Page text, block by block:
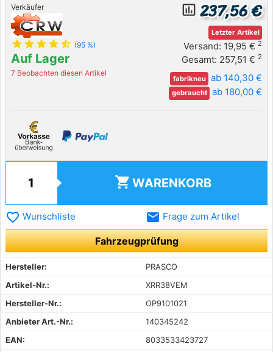
Verkäufer
star star star star star_half (95 %)
Auf Lager
7 Beobachten diesen Artikel
insert_chart_outlined 237,56 €
Letzter Artikel
Versand: 19,95 € 2
Gesamt: 257,51 € 2
fabrikneu ab 140,30 €
gebraucht ab 180,00 €
shopping_cart WARENKORB
favorite_border Wunschliste email Frage zum Artikel
Fahrzeugprüfung
Hersteller:
PRASCO
Artikel-Nr.:
XRR38VEM
Hersteller-Nr.:
OP9101021
Anbieter Art.-Nr.:
140345242
EAN:
8033533423727